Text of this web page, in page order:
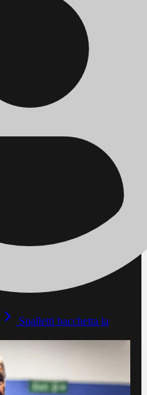
Spalletti bacchetta la